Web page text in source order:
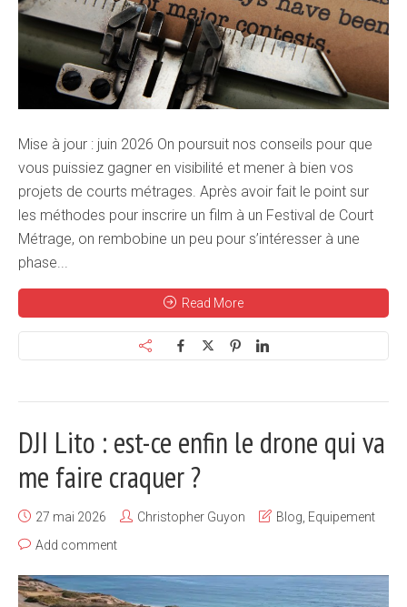
Mise à jour : juin 2026 On poursuit nos conseils pour que
vous puissiez gagner en visibilité et mener à bien vos
projets de courts métrages. Après avoir fait le point sur
les méthodes pour inscrire un film à un Festival de Court
Métrage, on rembobine un peu pour s’intéresser à une
phase...
Read More
DJI Lito : est-ce enfin le drone qui va
me faire craquer ?
27 mai 2026 Christopher Guyon Blog, Equipement
Add comment